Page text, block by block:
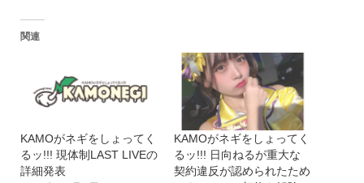
関連
KAMOがネギをしょってく
るッ!!! 現体制LAST LIVEの
詳細発表
KAMOがネギをしょってく
るッ!!! 日向ねるが重大な
契約違反が認められたため